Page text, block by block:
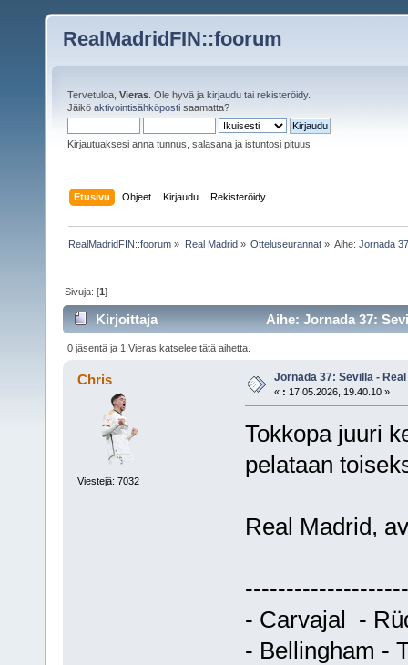
RealMadridFIN::foorum
Tervetuloa, Vieras . Ole hyvä ja kirjaudu tai rekisteröidy.
Jäikö aktivointisähköposti saamatta?
Kirjautuaksesi anna tunnus, salasana ja istuntosi pituus
Etusivu Ohjeet Kirjaudu Rekisteröidy
RealMadridFIN::foorum » Real Madrid» Otteluseurannat» Aihe:Jornada
Sivuja: [1]
Kirjoittaja Aihe: Jornada 37:
0 jäsentä ja 1 Vieras katselee tätä aihetta.
Chris
Viestejä: 7032
Jornada 37: Sevilla -
« : 17.05.2026, 19.40.10 »
Tokkopa juuri
pelataan
Real Madrid,
- Carvajal -
- Bellingham -